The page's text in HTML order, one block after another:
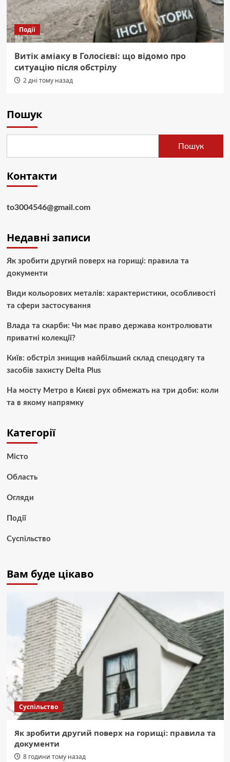
Події
Витік аміаку в Голосієві: що відомо про
ситуацію після обстрілу
2 дні тому назад
Пошук
Пошук
Контакти
to3004546@gmail.com
Недавні записи
Як зробити другий поверх на горищі: правила та
документи
Види кольорових металів: характеристики, особливості
та сфери застосування
Влада та скарби: Чи має право держава контролювати
приватні колекції?
Київ: обстріл знищив найбільший склад спецодягу та
засобів захисту Delta Plus
На мосту Метро в Києві рух обмежать на три доби: коли
та в якому напрямку
Категорії
Місто
Область
Огляди
Події
Суспільство
Вам буде цікаво
Суспільство
Як зробити другий поверх на горищі: правила та
документи
8 години тому назад